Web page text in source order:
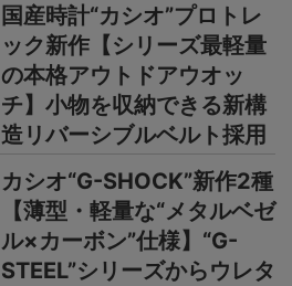
国産時計“カシオ”プロトレ
ック新作【シリーズ最軽量
の本格アウトドアウオッ
チ】小物を収納できる新構
造リバーシブルベルト採用
カシオ“G-SHOCK”新作2種
【薄型・軽量な“メタルベゼ
ル×カーボン”仕様】“G-
STEEL”シリーズからウレタ